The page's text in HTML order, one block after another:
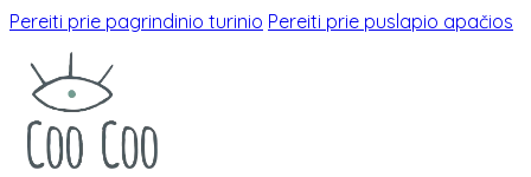
Pereiti prie pagrindinio turinio Pereiti prie puslapio apačios